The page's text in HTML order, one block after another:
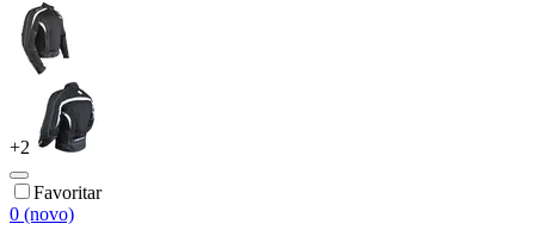
+2
Favoritar
0 (novo)